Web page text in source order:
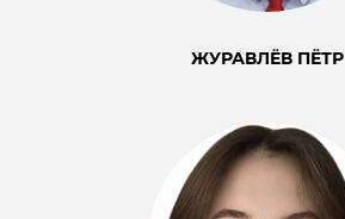
ЖУРАВЛЁВ ПЁТР